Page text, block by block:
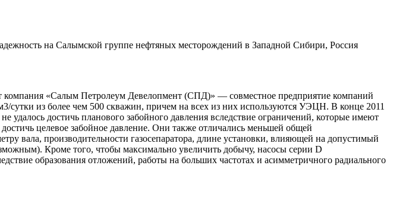
на Салымской группе нефтяных месторождений в Западной Сибири, Россия
«Салым Петролеум Девелопмент (СПД)» — совместное предприятие компаний
сутки из более чем 500 скважин, причем на всех из них используются УЭЦН. В конце 2011
достичь планового забойного давления вследствие ограничений, которые имеют
целевое забойное давление. Они также отличались меньшей общей
вала, производительности газосепаратора, длине установки, влияющей на допустимый
Кроме того, чтобы максимально увеличить добычу, насосы серии D
образования отложений, работы на больших частотах и асимметричного радиального